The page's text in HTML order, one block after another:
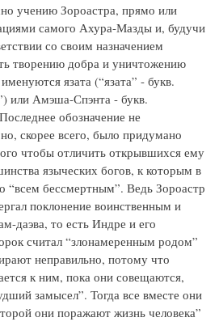
учению Зороастра, прямо или
самого Ахура-Мазды и, будучи
со своим назначением
творению добра и уничтожению
язата (“язата” - букв.
или Амэша-Спэнта - букв.
обозначение не
скорее всего, было придумано
чтобы отличить открывшихся ему
языческих богов, к которым в
“всем бессмертным”. Ведь Зороастр
поклонение воинственным и
даэва, то есть Индре и его
считал “злонамеренным родом”
неправильно, потому что
к ним, пока они совещаются,
замысел”. Тогда все вместе они
они поражают жизнь человека”